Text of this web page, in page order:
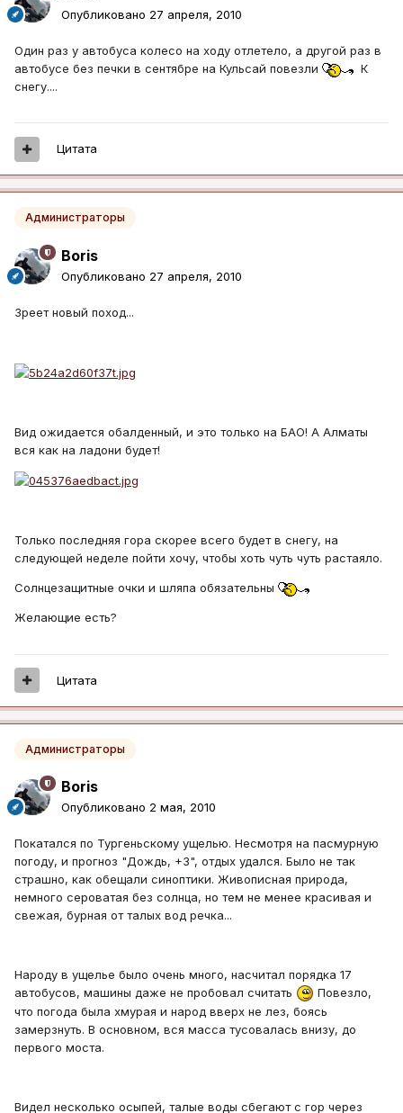
Опубликовано 27 апреля, 2010
Один раз у автобуса колесо на ходу отлетело, а другой раз в
автобусе без печки в сентябре на Кульсай повезли
К
снегу....
Цитата
Администраторы
Boris
Опубликовано 27 апреля, 2010
Зреет новый поход...
Вид ожидается обалденный, и это только на БАО! А Алматы
вся как на ладони будет!
Только последняя гора скорее всего будет в снегу, на
следующей неделе пойти хочу, чтобы хоть чуть чуть растаяло.
Солнцезащитные очки и шляпа обязательны
Желающие есть?
Цитата
Администраторы
Boris
Опубликовано 2 мая, 2010
Покатался по Тургеньскому ущелью. Несмотря на пасмурную
погоду, и прогноз "Дождь, +3", отдых удался. Было не так
страшно, как обещали синоптики. Живописная природа,
немного сероватая без солнца, но тем не менее красивая и
свежая, бурная от талых вод речка...
Народу в ущелье было очень много, насчитал порядка 17
автобусов, машины даже не пробовал считать
Повезло,
что погода была хмурая и народ вверх не лез, боясь
замерзнуть. В основном, вся масса тусовалась внизу, до
первого моста.
Видел несколько осыпей, талые воды сбегают с гор через